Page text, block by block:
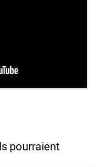
pourraient